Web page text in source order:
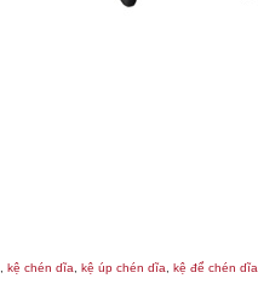
kệ chén dĩa kệ úp chén dĩa kệ để chén dĩa